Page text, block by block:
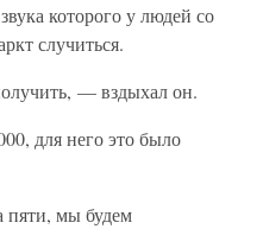
которого у людей со
случиться.
— вздыхал он.
для него это было
пяти, мы будем